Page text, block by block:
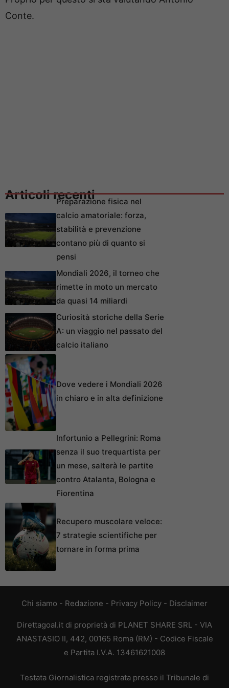
Conte.
Articoli recentiPreparazione fisica nel
calcio amatoriale: forza,
stabilità e prevenzione
contano più di quanto si
pensi
Mondiali 2026, il torneo che
rimette in moto un mercato
da quasi 14 miliardi
Curiosità storiche della Serie
A: un viaggio nel passato del
calcio italiano
Dove vedere i Mondiali 2026
in chiaro e in alta definizione
Infortunio a Pellegrini: Roma
senza il suo trequartista per
un mese, salterà le partite
contro Atalanta, Bologna e
Fiorentina
Recupero muscolare veloce:
7 strategie scientifiche per
tornare in forma prima
Chi siamo - Redazione - Privacy Policy - Disclaimer
Direttagoal.it di proprietà di PLANET SHARE SRL - VIA
ANASTASIO II, 442, 00165 Roma (RM) - Codice Fiscale
e Partita I.V.A. 13461621008
Testata Giornalistica registrata presso il Tribunale di